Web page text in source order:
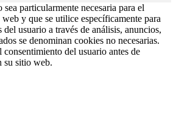
particularmente necesaria para el
y que se utilice específicamente para
del usuario a través de análisis, anuncios,
se denominan cookies no necesarias.
del usuario antes de
su sitio web.